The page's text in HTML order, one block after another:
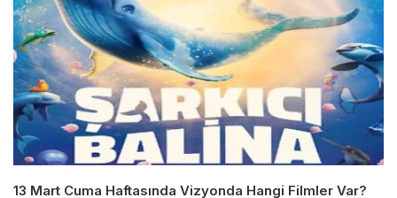
13 Mart Cuma Haftasında Vizyonda Hangi Filmler Var?